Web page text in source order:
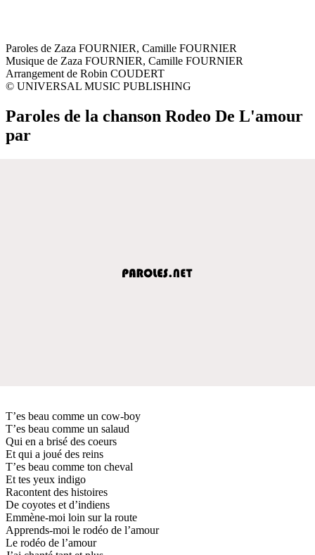
Paroles de Zaza FOURNIER, Camille FOURNIER
Musique de Zaza FOURNIER, Camille FOURNIER
Arrangement de Robin COUDERT
© UNIVERSAL MUSIC PUBLISHING
Paroles de la chanson Rodeo De L'amour
par
T’es beau comme un cow-boy
T’es beau comme un salaud
Qui en a brisé des coeurs
Et qui a joué des reins
T’es beau comme ton cheval
Et tes yeux indigo
Racontent des histoires
De coyotes et d’indiens
Emmène-moi loin sur la route
Apprends-moi le rodéo de l’amour
Le rodéo de l’amour